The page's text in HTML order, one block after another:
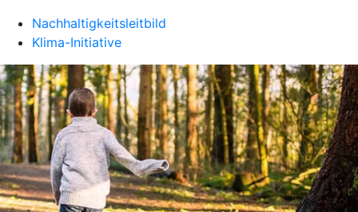
Nachhaltigkeitsleitbild
Klima-Initiative